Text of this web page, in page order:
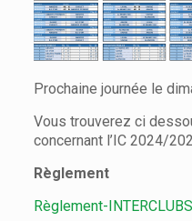
Prochaine journée le
Vous trouverez ci
concernant l’IC 2024/
Règlement
Règlement-